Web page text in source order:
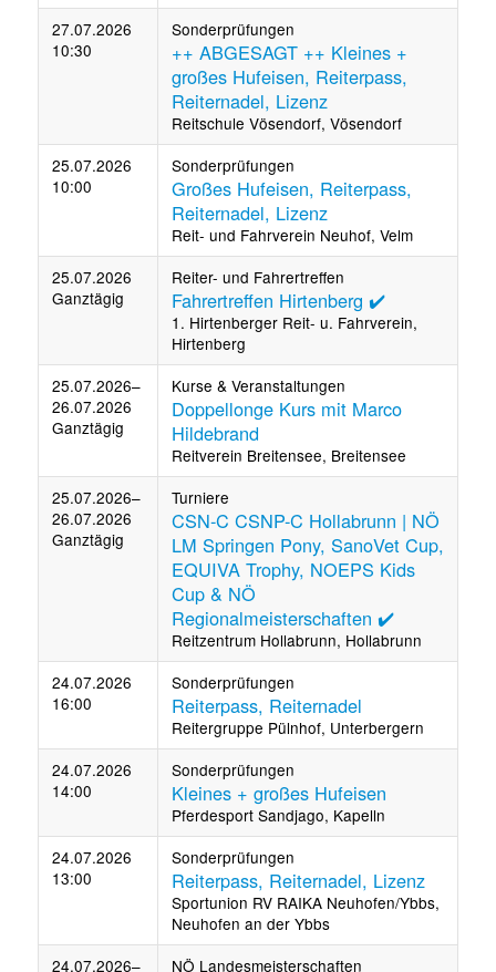
27.07.2026
10:30
Sonderprüfungen
++ ABGESAGT ++ Kleines +
großes Hufeisen, Reiterpass,
Reiternadel, Lizenz
Reitschule Vösendorf, Vösendorf
25.07.2026
10:00
Sonderprüfungen
Großes Hufeisen, Reiterpass,
Reiternadel, Lizenz
Reit- und Fahrverein Neuhof, Velm
25.07.2026
Ganztägig
Reiter- und Fahrertreffen
Fahrertreffen Hirtenberg ✔️
1. Hirtenberger Reit- u. Fahrverein,
Hirtenberg
25.07.2026–
26.07.2026
Ganztägig
Kurse & Veranstaltungen
Doppellonge Kurs mit Marco
Hildebrand
Reitverein Breitensee, Breitensee
25.07.2026–
26.07.2026
Ganztägig
Turniere
CSN-C CSNP-C Hollabrunn | NÖ
LM Springen Pony, SanoVet Cup,
EQUIVA Trophy, NOEPS Kids
Cup & NÖ
Regionalmeisterschaften ✔️
Reitzentrum Hollabrunn, Hollabrunn
24.07.2026
16:00
Sonderprüfungen
Reiterpass, Reiternadel
Reitergruppe Pülnhof, Unterbergern
24.07.2026
14:00
Sonderprüfungen
Kleines + großes Hufeisen
Pferdesport Sandjago, Kapelln
24.07.2026
13:00
Sonderprüfungen
Reiterpass, Reiternadel, Lizenz
Sportunion RV RAIKA Neuhofen/Ybbs,
Neuhofen an der Ybbs
24.07.2026–
NÖ Landesmeisterschaften